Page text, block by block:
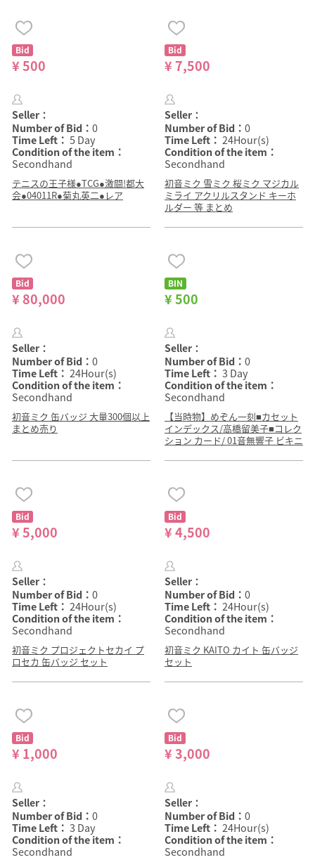
Bid
¥ 500
Seller：
Number of Bid： 0
Time Left： 5 Day
Condition of the item：
Secondhand
テニスの王子様●TCG●激闘!都大
会●04011R●菊丸英二●レア
Bid
¥ 7,500
Seller：
Number of Bid： 0
Time Left： 24Hour(s)
Condition of the item：
Secondhand
初音ミク 雪ミク 桜ミク マジカル
ミライ アクリルスタンド キーホ
ルダー 等 まとめ
Bid
¥ 80,000
Seller：
Number of Bid： 0
Time Left： 24Hour(s)
Condition of the item：
Secondhand
初音ミク 缶バッジ 大量300個以上
まとめ売り
BIN
¥ 500
Seller：
Number of Bid： 0
Time Left： 3 Day
Condition of the item：
Secondhand
【当時物】めぞん一刻■カセット
インデックス/高橋留美子■コレク
ション カード/ 01音無響子 ビキニ
Bid
¥ 5,000
Seller：
Number of Bid： 0
Time Left： 24Hour(s)
Condition of the item：
Secondhand
初音ミク プロジェクトセカイ プ
ロセカ 缶バッジ セット
Bid
¥ 4,500
Seller：
Number of Bid： 0
Time Left： 24Hour(s)
Condition of the item：
Secondhand
初音ミク KAITO カイト 缶バッジ
セット
Bid
¥ 1,000
Seller：
Number of Bid： 0
Time Left： 3 Day
Condition of the item：
Secondhand
Bid
¥ 3,000
Seller：
Number of Bid： 0
Time Left： 24Hour(s)
Condition of the item：
Secondhand